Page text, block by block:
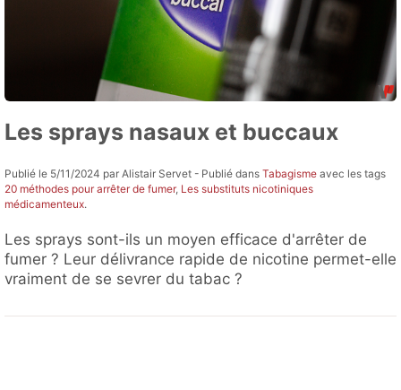
Les sprays nasaux et buccaux
Publié le 5/11/2024 par Alistair Servet - Publié dans Tabagisme avec les tags
20 méthodes pour arrêter de fumer, Les substituts nicotiniques
médicamenteux.
Les sprays sont-ils un moyen efficace d'arrêter de
fumer ? Leur délivrance rapide de nicotine permet-elle
vraiment de se sevrer du tabac ?